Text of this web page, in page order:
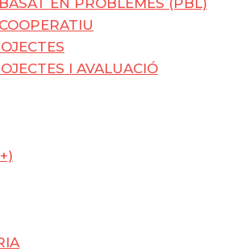
EN PROBLEMES (PBL)
I AVALUACIÓ